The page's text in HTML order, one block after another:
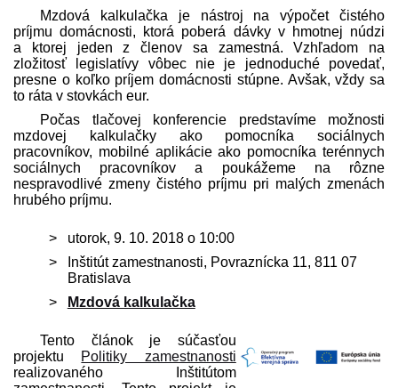
Mzdová kalkulačka je nástroj na výpočet čistého
príjmu domácnosti, ktorá poberá dávky v hmotnej núdzi
a ktorej jeden z členov sa zamestná. Vzhľadom na
zložitosť legislatívy vôbec nie je jednoduché povedať,
presne o koľko príjem domácnosti stúpne. Avšak, vždy sa
to ráta v stovkách eur.
Počas tlačovej konferencie pred­stavíme možnosti
mzdovej kalkulačky ako pomocníka sociálnych
pracovníkov, mobilné aplikácie ako pomocníka terénnych
sociálnych pracovníkov a poukážeme na rôzne
nespravodlivé zmeny čistého príjmu pri malých zmenách
hrubého príjmu.
utorok, 9. 10. 2018 o 10:00
Inštitút zamestnanosti, Povraznícka 11, 811 07
Bratislava
Mzdová kalkulačka
Tento článok je súčasťou
projektu Politiky zamestnanosti
realizovaného Inštitútom